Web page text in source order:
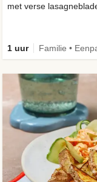
met verse
1 uur Familie •